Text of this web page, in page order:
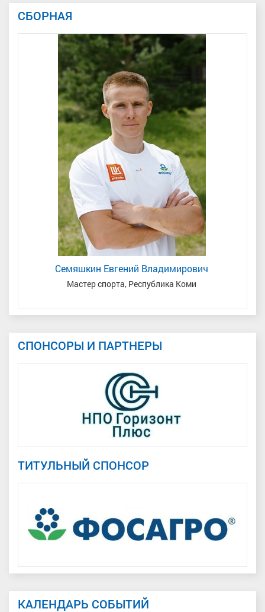
СБОРНАЯ
Семяшкин Евгений Владимирович
Мастер спорта, Республика Коми
СПОНСОРЫ И ПАРТНЕРЫ
ТИТУЛЬНЫЙ СПОНСОР
КАЛЕНДАРЬ СОБЫТИЙ